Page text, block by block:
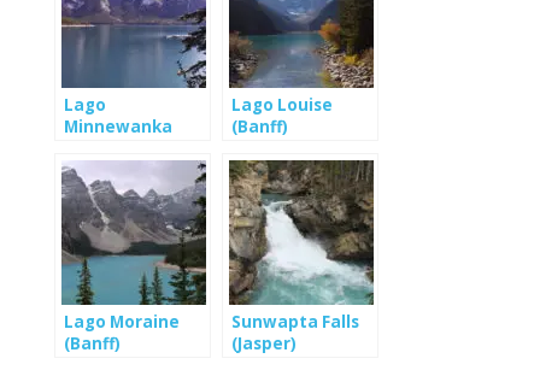
Lago
Minnewanka
Lago Louise
(Banff)
Lago Moraine
(Banff)
Sunwapta Falls
(Jasper)